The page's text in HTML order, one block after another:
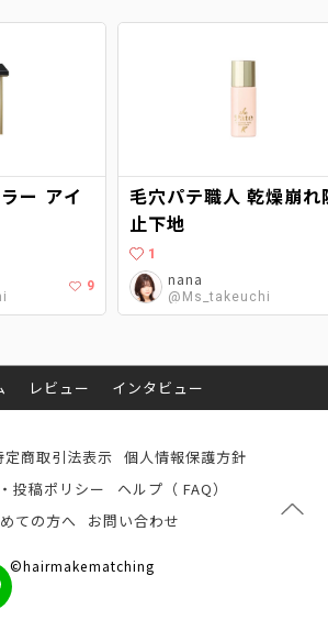
ー アイ
9
毛穴パテ職人 乾燥崩れ防
止下地
1
nana
@Ms_takeuchi
レビュー インタビュー
定商取引法表示 個人情報保護方針
投稿ポリシー
ヘルプ（ FAQ）
ての方へ
お問い合わせ
©hairmakematching